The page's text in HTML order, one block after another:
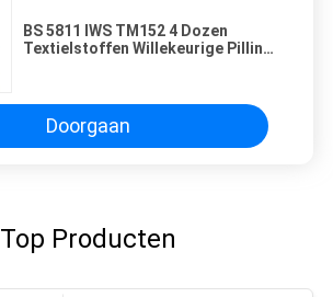
BS 5811 IWS TM152 4 Dozen
Textielstoffen Willekeurige Pilling
Doorgaan
Top Producten